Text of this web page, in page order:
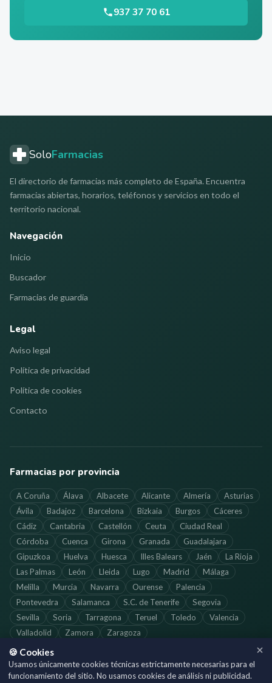
937 37 70 61
SoloFarmacias
El directorio de farmacias más completo de España. Encuentra
farmacias abiertas, horarios, teléfonos y servicios en todo el
territorio nacional.
Navegación
Inicio
Buscador
Farmacias de guardia
Legal
Aviso legal
Política de privacidad
Política de cookies
Contacto
Farmacias por provincia
A Coruña Álava Albacete Alicante Almería
Asturias
Ávila
Badajoz Barcelona Bizkaia Burgos
Cáceres
Cádiz
Cantabria Castellón Ceuta
Ciudad Real
Córdoba
Cuenca Girona Granada
Guadalajara
Gipuzkoa
Huelva Huesca Illes Balears Jaén
La Rioja
Las Palmas
León Lleida Lugo Madrid
Málaga
Melilla
Murcia Navarra Ourense
Palencia
Pontevedra
Salamanca S.C. de Tenerife
Segovia
Sevilla
Soria Tarragona Teruel Toledo
Valencia
Valladolid
Zamora Zaragoza
©2026SoloFarmacias.es — Todos los derechos reservados
🍪 Cookies
Usamos únicamente cookies técnicas estrictamente necesarias para el
funcionamiento del sitio. No usamos cookies de análisis ni publicidad.